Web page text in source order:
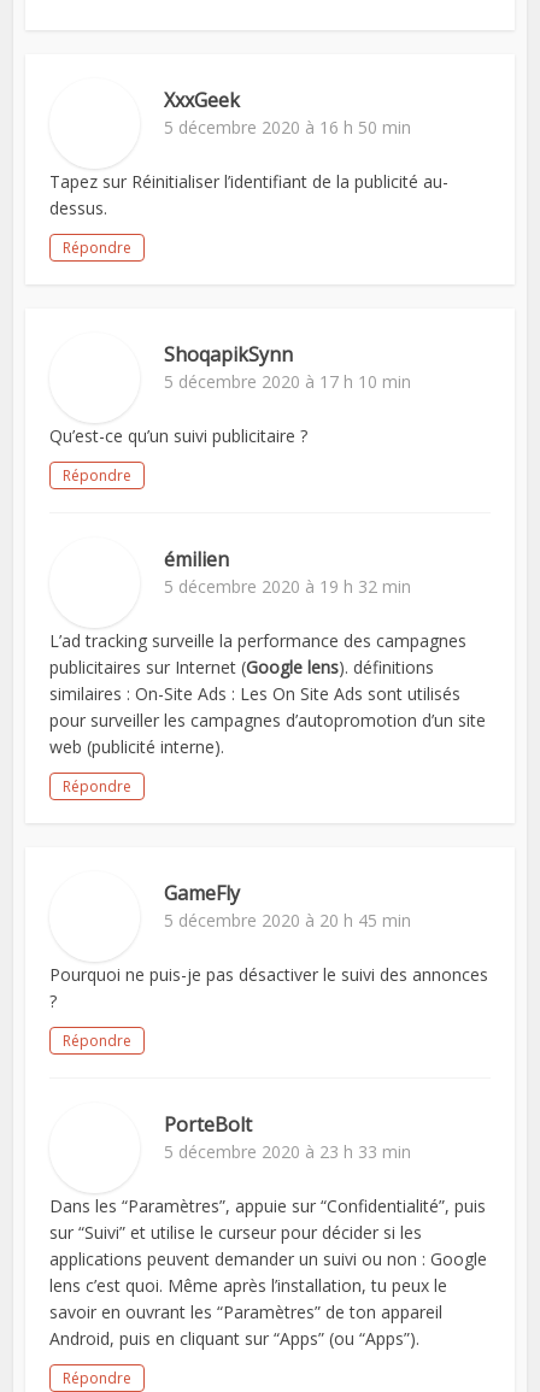
XxxGeek
5 décembre 2020 à 16 h 50 min
Tapez sur Réinitialiser l’identifiant de la publicité au-
dessus.
Répondre
ShoqapikSynn
5 décembre 2020 à 17 h 10 min
Qu’est-ce qu’un suivi publicitaire ?
Répondre
émilien
5 décembre 2020 à 19 h 32 min
L’ad tracking surveille la performance des campagnes
publicitaires sur Internet (Google lens). définitions
similaires : On-Site Ads : Les On Site Ads sont utilisés
pour surveiller les campagnes d’autopromotion d’un site
web (publicité interne).
Répondre
GameFly
5 décembre 2020 à 20 h 45 min
Pourquoi ne puis-je pas désactiver le suivi des annonces
?
Répondre
PorteBolt
5 décembre 2020 à 23 h 33 min
Dans les “Paramètres”, appuie sur “Confidentialité”, puis
sur “Suivi” et utilise le curseur pour décider si les
applications peuvent demander un suivi ou non : Google
lens c’est quoi. Même après l’installation, tu peux le
savoir en ouvrant les “Paramètres” de ton appareil
Android, puis en cliquant sur “Apps” (ou “Apps”).
Répondre